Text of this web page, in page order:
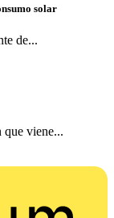
solar
de...
que viene...